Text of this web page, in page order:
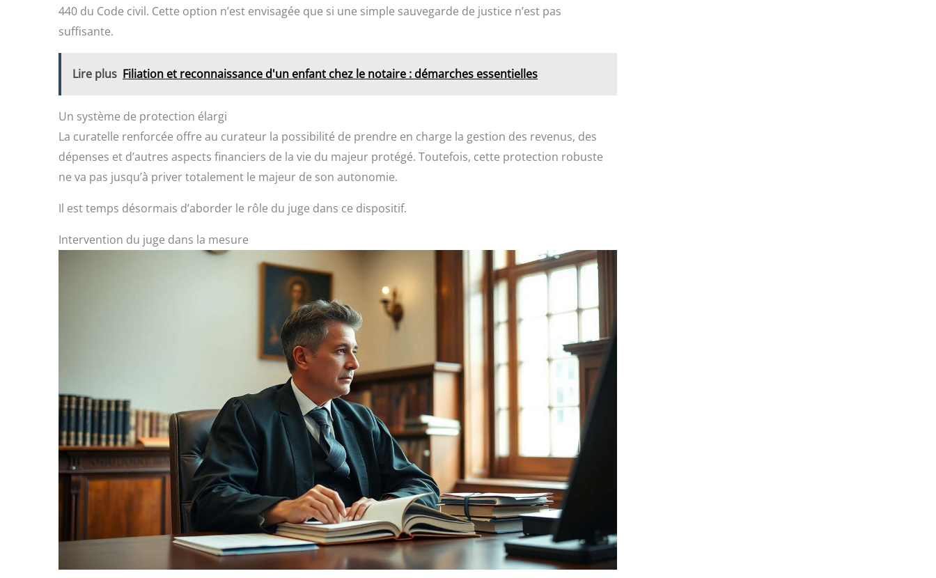
440 du Code civil. Cette option n’est envisagée que si une simple sauvegarde de justice n’est pas
suffisante.
Lire plus Filiation et reconnaissance d'un enfant chez le notaire : démarches essentielles
Un système de protection élargi
La curatelle renforcée offre au curateur la possibilité de prendre en charge la gestion des revenus, des
dépenses et d’autres aspects financiers de la vie du majeur protégé. Toutefois, cette protection robuste
ne va pas jusqu’à priver totalement le majeur de son autonomie.
Il est temps désormais d’aborder le rôle du juge dans ce dispositif.
Intervention du juge dans la mesure